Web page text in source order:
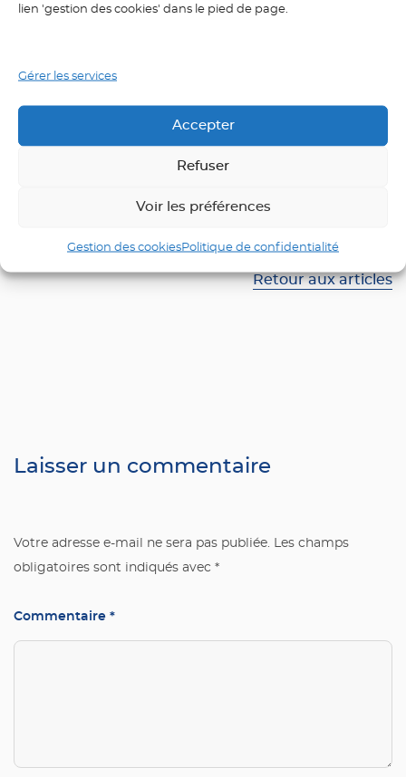
lien 'gestion des cookies' dans le pied de page.
Gérer les services
Accepter
Refuser
Voir les préférences
Gestion des cookiesPolitique de confidentialité
entreprise
l’entraînement grandeur nature
En présentiel ou à distance
Retour aux articles
Laisser un commentaire
Votre adresse e-mail ne sera pas publiée.
Les champs
obligatoires sont indiqués avec *
Commentaire *